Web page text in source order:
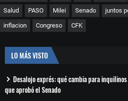
Salud PASO Milei Senado juntos
inflacion Congreso CFK
LO MÁS VISTO
Desalojo exprés: qué cambia para
que aprobó el Senado